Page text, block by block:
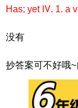
Has; yet Ⅳ. 1. a
没有
抄答案可不好哦